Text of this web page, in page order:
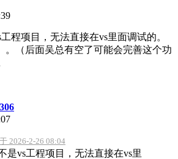
程项目，无法直接在vs里面调试的。
。（后面吴总有空了可能会完善这个功
2026-2-26 08:04
是vs工程项目，无法直接在vs里